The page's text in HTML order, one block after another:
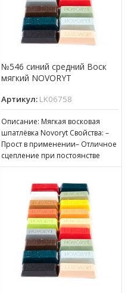
№546 синий средний Воск
мягкий NOVORYT
Артикул: LK06758
Описание: Мягкая восковая
шпатлёвка Novoryt Свойства: –
Прост в применении– Отличное
сцепление при постоянстве
консистенции– Готов к